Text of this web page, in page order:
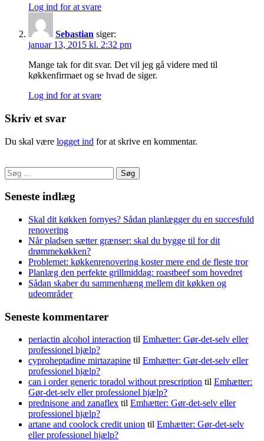
Log ind for at svare
Sebastian siger:
januar 13, 2015 kl. 2:32 pm
Mange tak for dit svar. Det vil jeg gå videre med til
køkkenfirmaet og se hvad de siger.
Log ind for at svare
Skriv et svar
Du skal være logget ind for at skrive en kommentar.
Søg
efter:
Seneste indlæg
Skal dit køkken fornyes? Sådan planlægger du en succesfuld
renovering
Når pladsen sætter grænser: skal du bygge til for dit
drømmekøkken?
Problemet: køkkenrenovering koster mere end de fleste tror
Planlæg den perfekte grillmiddag: roastbeef som hovedret
Sådan skaber du sammenhæng mellem dit køkken og
udeområder
Seneste kommentarer
periactin alcohol interaction til Emhætter: Gør-det-selv eller
professionel hjælp?
cyproheptadine mirtazapine til Emhætter: Gør-det-selv eller
professionel hjælp?
can i order generic toradol without prescription til Emhætter:
Gør-det-selv eller professionel hjælp?
prednisone and zanaflex til Emhætter: Gør-det-selv eller
professionel hjælp?
artane and coolock credit union til Emhætter: Gør-det-selv
eller professionel hjælp?